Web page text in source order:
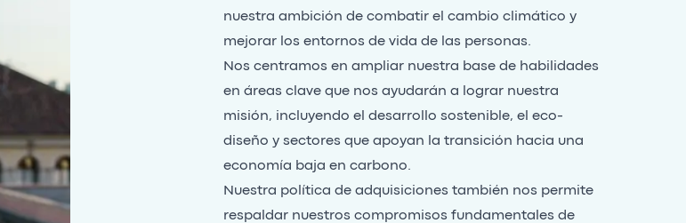
nuestra ambición de combatir el cambio climático y
mejorar los entornos de vida de las personas.
Nos centramos en ampliar nuestra base de habilidades
en áreas clave que nos ayudarán a lograr nuestra
misión, incluyendo el desarrollo sostenible, el eco-
diseño y sectores que apoyan la transición hacia una
economía baja en carbono.
Nuestra política de adquisiciones también nos permite
respaldar nuestros compromisos fundamentales de